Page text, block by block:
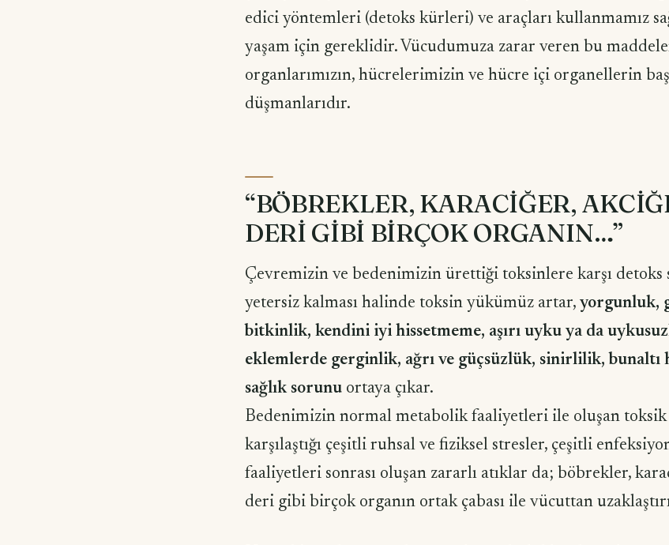
edici yöntemleri (detoks kürleri) ve araçları kullanmamız
yaşam için gereklidir. Vücudumuza zarar veren bu
organlarımızın, hücrelerimizin ve hücre içi organellerin
düşmanlarıdır.
“BÖBREKLER, KARACİĞER,
DERİ GİBİ BİRÇOK ORGANIN…”
Çevremizin ve bedenimizin ürettiği toksinlere karşı
yetersiz kalması halinde toksin yükümüz artar, yorgunluk,
bitkinlik, kendini iyi hissetmeme, aşırı uyku ya da
eklemlerde gerginlik, ağrı ve güçsüzlük, sinirlilik, bunaltı
sağlık sorunuortaya çıkar.
Bedenimizin normal metabolik faaliyetleri ile oluşan
karşılaştığı çeşitli ruhsal ve fiziksel stresler, çeşitli
faaliyetleri sonrası oluşan zararlı atıklar da; böbrekler,
deri gibi birçok organın ortak çabası ile vücuttan